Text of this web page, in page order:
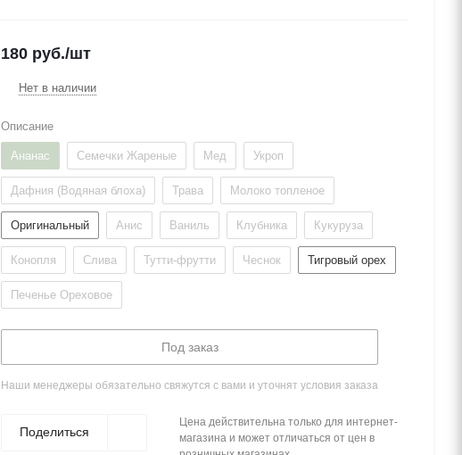
180 руб./шт
Нет в наличии
Описание
Ананас Семечки Жареные Мед Укроп
Дафния (Водяная блоха) Трава Молоко топленое
Оригинальный Анис Ваниль Клубника Кукуруза
Конопля Слива Тутти-фрутти Чеснок Тигровый орех
Печенье Ореховое
Под заказ
Наши менеджеры обязательно свяжутся с вами и уточнят условия заказа
Поделиться
Цена действительна только для интернет-
магазина и может отличаться от цен в